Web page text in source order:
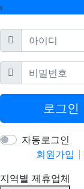
아이디 필수
비밀번호필수
로그인
자동로그인
회원가입
지역별 제휴업체